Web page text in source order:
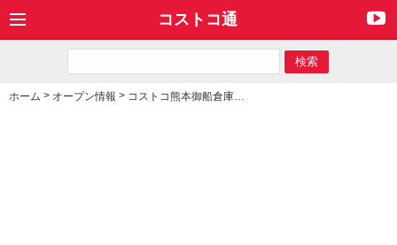
コストコ通
ホーム > オープン情報 > コストコ熊本御船倉庫店 明日オープン！